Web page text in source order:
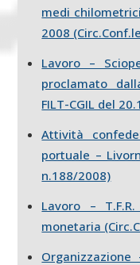
medi
2008
Lavoro –
proclamato
FILT-CGIL del
Attività
portuale –
n.188/2008)
Lavoro –
monetaria
Organizzazione